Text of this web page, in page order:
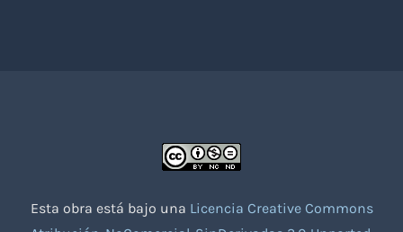
Esta obra está bajo una Licencia Creative Commons